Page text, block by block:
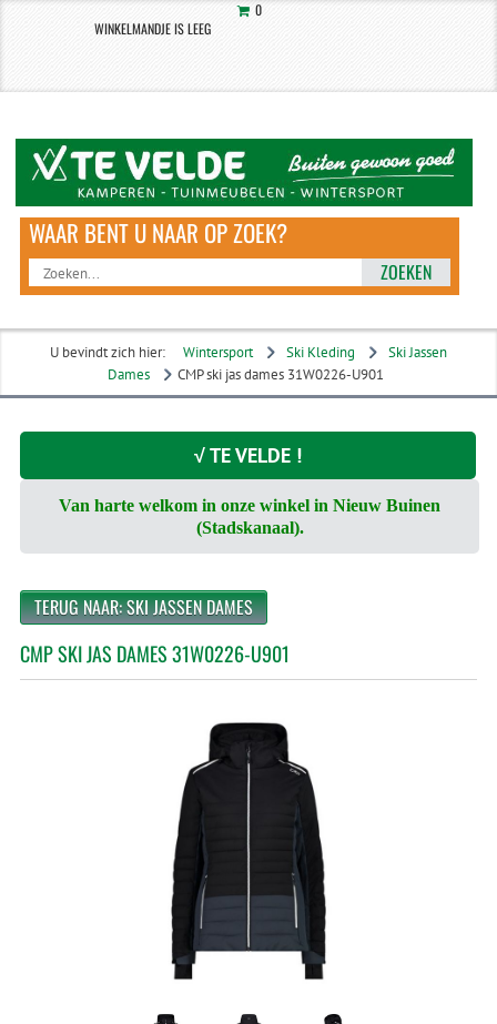
0
WINKELMANDJE IS LEEG
ZOEKEN
U bevindt zich hier: Wintersport Ski Kleding
Ski Jassen
Dames
CMP ski jas dames 31W0226-U901
√ TE VELDE !
Van harte welkom in onze winkel in Nieuw Buinen
(Stadskanaal).
TERUG NAAR: SKI JASSEN DAMES
CMP SKI JAS DAMES 31W0226-U901